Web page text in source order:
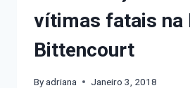
vítimas fatais na
Bittencourt
Byadriana Janeiro 3, 2018